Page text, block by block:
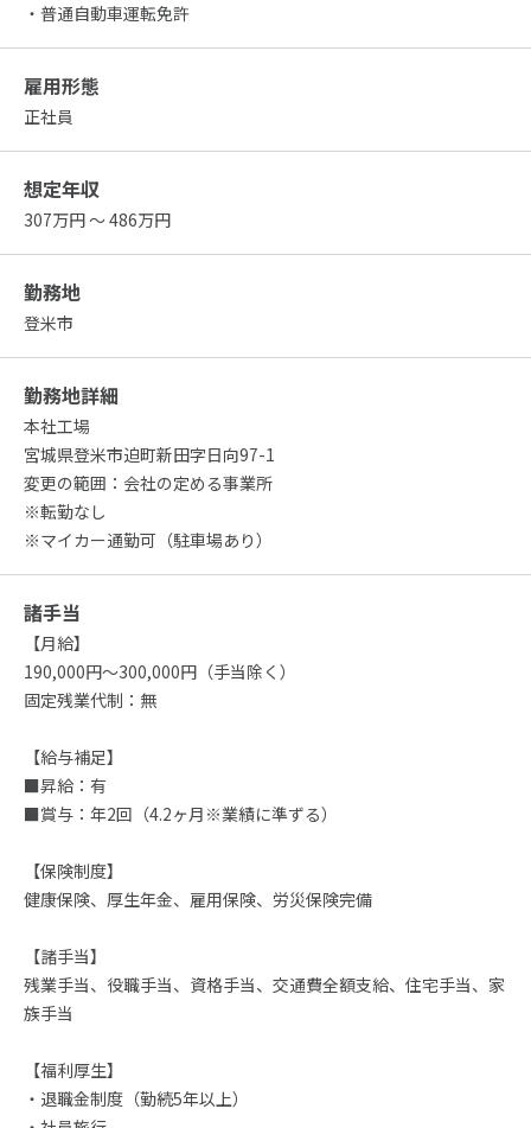
・普通自動車運転免許
雇用形態
正社員
想定年収
307万円 ～ 486万円
勤務地
登米市
勤務地詳細
本社工場
宮城県登米市迫町新田字日向97-1
変更の範囲：会社の定める事業所
※転勤なし
※マイカー通勤可（駐車場あり）
諸手当
【月給】
190,000円～300,000円（手当除く）
固定残業代制：無
【給与補足】
■昇給：有
■賞与：年2回（4.2ヶ月※業績に準ずる）
【保険制度】
健康保険、厚生年金、雇用保険、労災保険完備
【諸手当】
残業手当、役職手当、資格手当、交通費全額支給、住宅手当、家
族手当
【福利厚生】
・退職金制度（勤続5年以上）